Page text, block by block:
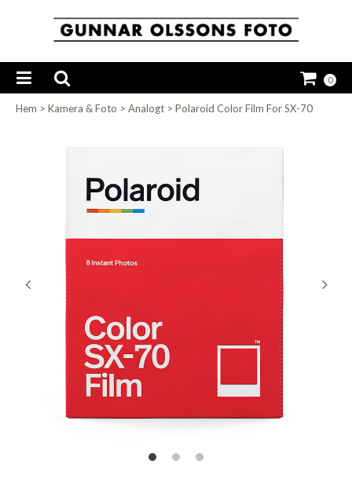
0
Hem > Kamera & Foto > Analogt > Polaroid Color Film For SX-70